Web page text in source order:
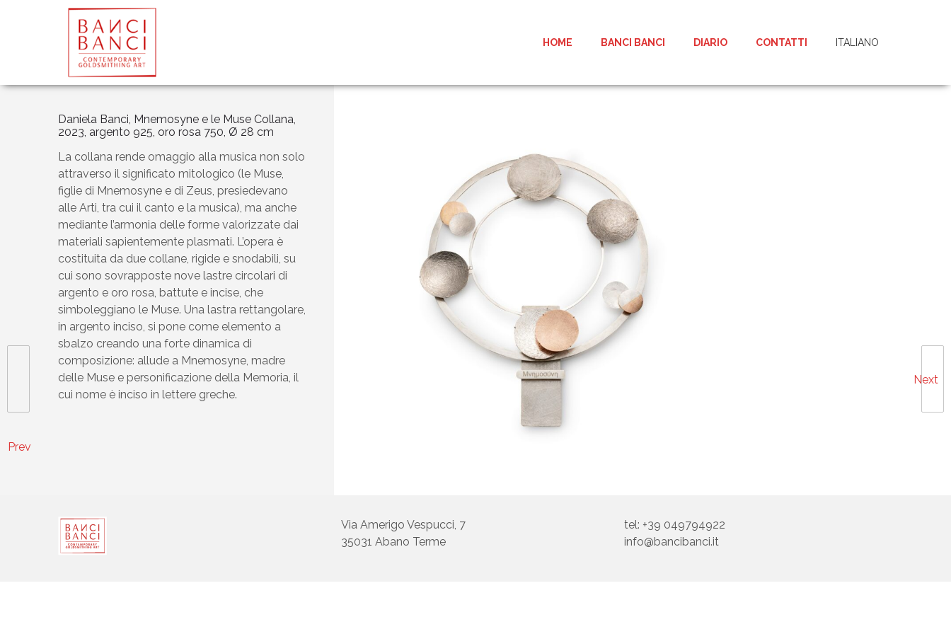
HOME BANCI BANCI DIARIO CONTATTI ITALIANO
Prev
Next
Daniela Banci, Mnemosyne e le Muse Collana,
2023, argento 925, oro rosa 750, Ø 28 cm
La collana rende omaggio alla musica non solo
attraverso il significato mitologico (le Muse,
figlie di Mnemosyne e di Zeus, presiedevano
alle Arti, tra cui il canto e la musica), ma anche
mediante l’armonia delle forme valorizzate dai
materiali sapientemente plasmati. L’opera è
costituita da due collane, rigide e snodabili, su
cui sono sovrapposte nove lastre circolari di
argento e oro rosa, battute e incise, che
simboleggiano le Muse. Una lastra rettangolare,
in argento inciso, si pone come elemento a
sbalzo creando una forte dinamica di
composizione: allude a Mnemosyne, madre
delle Muse e personificazione della Memoria, il
cui nome è inciso in lettere greche.
Via Amerigo Vespucci, 7
35031 Abano Terme
tel: +39 049794922
info@bancibanci.it